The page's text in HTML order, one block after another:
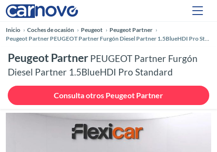
Inicio Coches de ocasión Peugeot
Peugeot Partner
Peugeot Partner PEUGEOT Partner Furgón Diesel Partner 1.5BlueHDI Pro Standard
Peugeot Partner PEUGEOT Partner Furgón
Diesel Partner 1.5BlueHDI Pro Standard
Consulta otros Peugeot Partner